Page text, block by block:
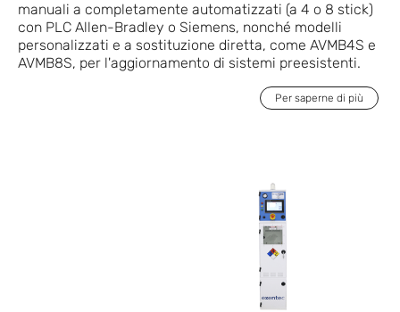
manuali a completamente automatizzati (a 4 o 8 stick)
con PLC Allen-Bradley o Siemens, nonché modelli
personalizzati e a sostituzione diretta, come AVMB4S e
AVMB8S, per l'aggiornamento di sistemi preesistenti.
Per saperne di più